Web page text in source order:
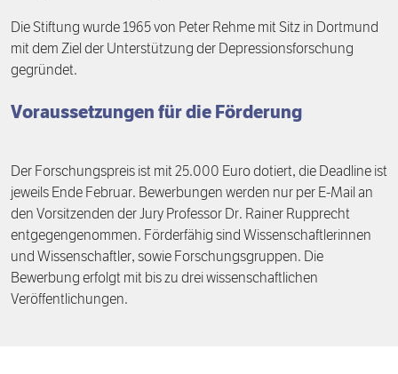
Die Stiftung wurde 1965 von Peter Rehme mit Sitz in Dortmund
mit dem Ziel der Unterstützung der Depressionsforschung
gegründet.
Voraussetzungen für die Förderung
Der Forschungspreis ist mit 25.000 Euro dotiert, die Deadline ist
jeweils Ende Februar. Bewerbungen werden nur per E-Mail an
den Vorsitzenden der Jury Professor Dr. Rainer Rupprecht
entgegengenommen. Förderfähig sind Wissenschaftlerinnen
und Wissenschaftler, sowie Forschungsgruppen. Die
Bewerbung erfolgt mit bis zu drei wissenschaftlichen
Veröffentlichungen.